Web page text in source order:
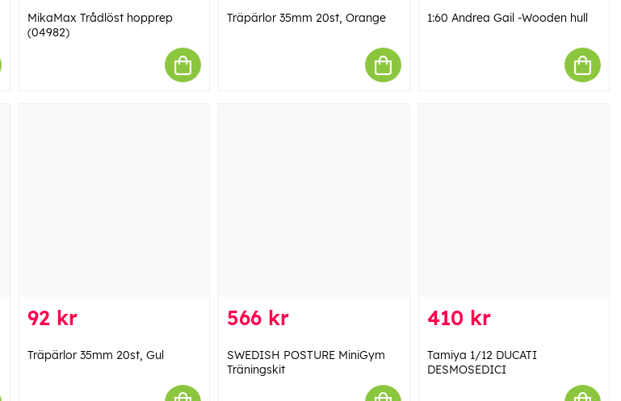
MikaMax Trådlöst hopprep
(04982)
Träpärlor 35mm 20st, Orange 1:60 Andrea Gail -Wooden hull
92 kr
Träpärlor 35mm 20st, Gul
566 kr
SWEDISH POSTURE MiniGym
Träningskit
410 kr
Tamiya 1/12 DUCATI
DESMOSEDICI